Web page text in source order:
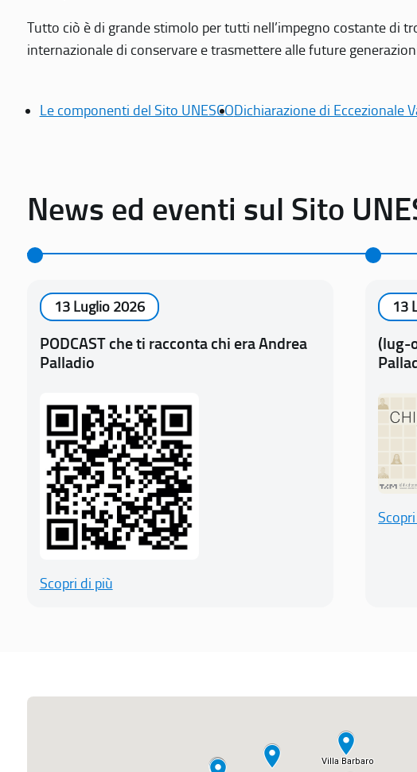
Tutto ciò è di grande stimolo per tutti nell’impegno costante di
internazionale di conservare e trasmettere alle future
Le componenti del Sito UNESCODichiarazione di Eccezionale
News ed eventi sul Sito
13 Luglio 2026
PODCAST che ti racconta chi era Andrea
Palladio
Scopri di più
13
(lug-